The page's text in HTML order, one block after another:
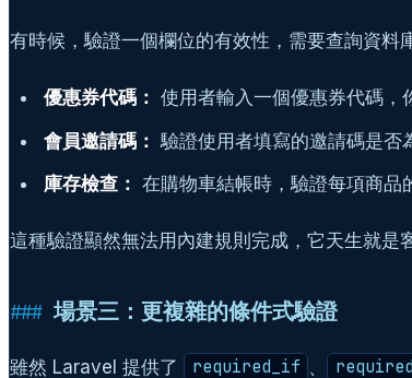
有時候，驗證一個欄位的有效性，需要查詢資料
優惠券代碼： 使用者輸入一個優惠券代碼，
會員邀請碼： 驗證使用者填寫的邀請碼是否
庫存檢查： 在購物車結帳時，驗證每項商品
這種驗證顯然無法用內建規則完成，它天生就是
場景三：更複雜的條件式驗證
雖然 Laravel 提供了 required_if 、